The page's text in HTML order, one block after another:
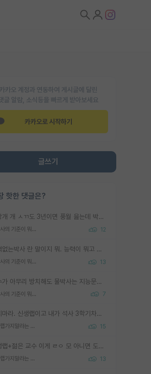
카카오 계정과 연동하여 게시글에 달린
글 알람, 소식등을 빠르게 받아보세요
카카오로 시작하기
글쓰기
핫한 댓글은?
서당개 개 ㅅㄲ도 3년이면 풍월 읊는데 박사 5년 이상 대리고 있으면서 물된건 교수 탓 맞는ㄱ게 거기가 서당이 아니란 소리임
물박사의 기준이 뭐임? 12
능력없는박사 란 말이지 뭐. 능력이 뭐고 능력이 있다는게 뭔지는 사람마다 기준이 다르니까 얘기해봐야 서로 자기 기준만 얘기해서 논쟁이 끝이 안나고. 주위에서 능력있고 야심있는 신입생이 교수가 유의미한 피드백을 아예 안주면서 제대로된 과제에 참여해볼 기회도 제공하지 않고 잡일 뺑뺑이만 돌려서 맨날 단순작업만 하면서 밤새다가 눈빛이 점점 죽어가는걸 본 사람은 물박사는 교수탓이라고 하고, 교수는 이것저것 알려도 주고 기회도 주고 사수 동기 붙여주면서 어떻게든 끌고가려고 하는데 본인이 매일 뺀질거리면서 출근 하는둥마는둥 하다가 기껏 와서도 폰이나 쳐다보다가 실험 망치고 저녁약속있어서 먼저 가볼게요~ 하는걸 본 사람은 물박사는 본인탓이라고 함.
물박사의 기준이 뭐임? 13
교수가 아무리 방치해도 물박사는 지능문제고 본인 의지 문제임. 만물 교수탓 하는 애들이 이상한거임.
물박사의 기준이 뭐임? 7
가지마라. 신생랩이고 내가 석사 3학기차인데 최고참인데 나도 아무것도 모르는데 교수가 후배들 왜 논문 교육 안시키냐. 논문 왜 안 써오냐 닦달한다
신생랩가지말라는 이유가 있었구나 15
신생랩+젊은 교수 이게 ㄹㅇ 모 아니면 도인듯.
신생랩가지말라는 이유가 있었구나 13